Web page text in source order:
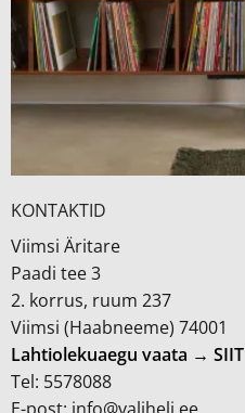
KONTAKTID
Viimsi Äritare
Paadi tee 3
2. korrus, ruum 237
Viimsi (Haabneeme) 74001
Lahtiolekuaegu vaata → SIIT
Tel: 5578088